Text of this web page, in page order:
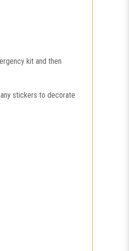
kit and then
stickers to decorate